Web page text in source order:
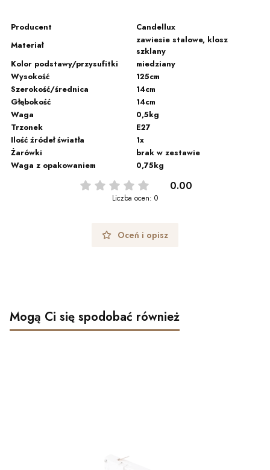
Producent
Candellux
Materiał
zawiesie stalowe, klosz
szklany
Kolor podstawy/przysufitki
miedziany
Wysokość
125cm
Szerokość/średnica
14cm
Głębokość
14cm
Waga
0,5kg
Trzonek
E27
Ilość źródeł światła
1x
Żarówki
brak w zestawie
Waga z opakowaniem
0,75kg
0.00
Liczba ocen: 0
Oceń i opisz
Mogą Ci się spodobać również